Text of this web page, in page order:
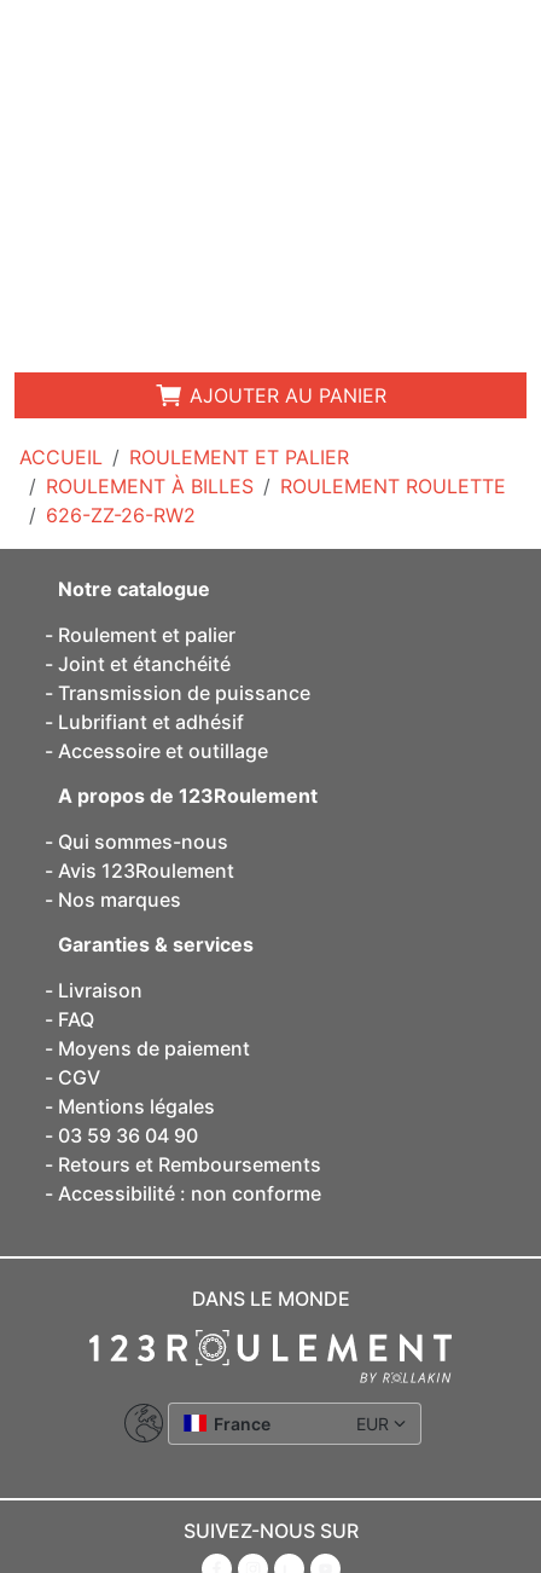
ACCUEIL
ROULEMENT ET PALIER
ROULEMENT À BILLES
ROULEMENT ROULETTE
626-ZZ-26-RW2
AJOUTER AU PANIER
Notre catalogue
Roulement et palier
Joint et étanchéité
Transmission de puissance
Lubrifiant et adhésif
Accessoire et outillage
A propos de 123Roulement
Qui sommes-nous
Avis 123Roulement
Nos marques
Garanties & services
Livraison
FAQ
Moyens de paiement
CGV
Mentions légales
03 59 36 04 90
Retours et Remboursements
Accessibilité : non conforme
DANS LE MONDE
France EUR
SUIVEZ-NOUS SUR